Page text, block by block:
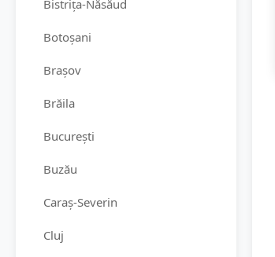
Bistrița-Năsăud
Botoșani
Brașov
Brăila
București
Buzău
Caraș-Severin
Cluj